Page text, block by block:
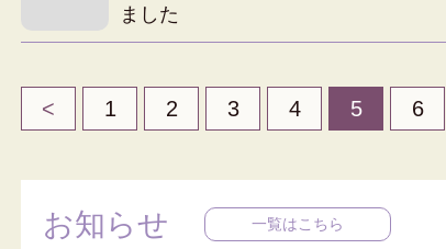
ました
< 1 2 3 4 5 6
お知らせ 一覧はこちら